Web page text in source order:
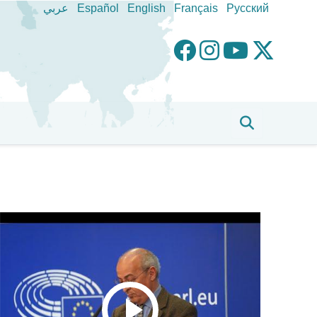
عربي Español English Français Pусский